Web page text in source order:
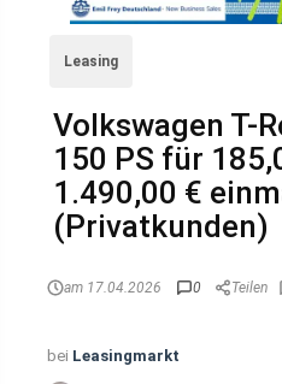
Leasing
Volkswagen T-
150 PS für
1.490,00 €
(Privatkunden)
am 17.04.2026 0 Teilen
bei Leasingmarkt